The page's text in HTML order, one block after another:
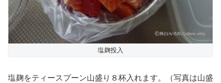
塩麹投入
塩麹をティースプーン山盛り８杯入れます。（写真は山盛